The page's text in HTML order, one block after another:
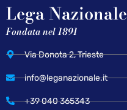
Lega Nazionale
Fondata nel 1891
Via Donota 2, Trieste
info@leganazionale.it
+39 040 365343